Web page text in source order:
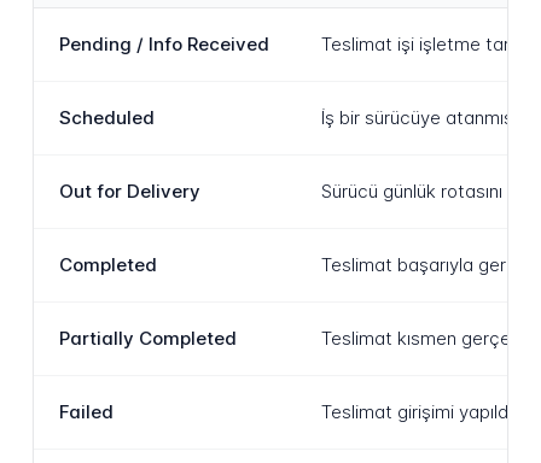
Pending / Info Received Teslimat işi işletme
Scheduled İş bir sürücüye atanmış
Out for Delivery Sürücü günlük rotasını
Completed Teslimat başarıyla
Partially Completed Teslimat kısmen
Failed Teslimat girişimi yapıldı